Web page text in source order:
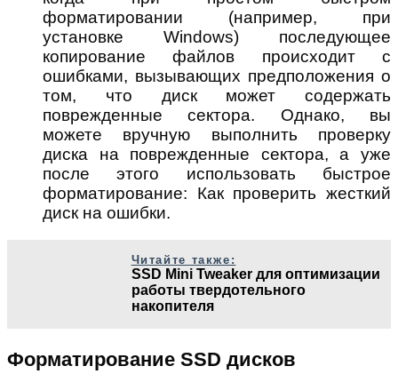
форматировании (например, при
установке Windows) последующее
копирование файлов происходит с
ошибками, вызывающих предположения о
том, что диск может содержать
поврежденные сектора. Однако, вы
можете вручную выполнить проверку
диска на поврежденные сектора, а уже
после этого использовать быстрое
форматирование: Как проверить жесткий
диск на ошибки.
Читайте также:
SSD Mini Tweaker для оптимизации
работы твердотельного
накопителя
Форматирование SSD дисков